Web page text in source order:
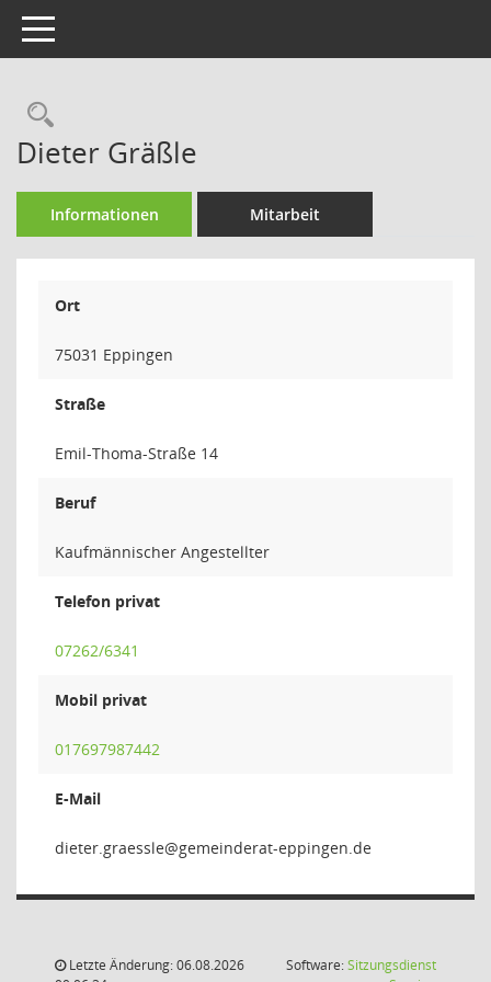
Toggle navigation
Rechercheauswahl
Dieter Gräßle
Informationen Mitarbeit
Ort
75031 Eppingen
Straße
Emil-Thoma-Straße 14
Beruf
Kaufmännischer Angestellter
Telefon privat
07262/6341
Mobil privat
017697987442
E-Mail
elssear
Letzte Änderung: 06.08.2026
Software:Sitzungsdienst